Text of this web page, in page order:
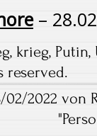
–
, krieg, Putin,
reserved.
2022 von
"